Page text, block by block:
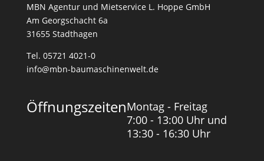
MBN Agentur und Mietservice L. Hoppe GmbH
Am Georgschacht 6a
31655 Stadthagen
Tel. 05721 4021-0
info@mbn-baumaschinenwelt.de
ÖffnungszeitenMontag - Freitag
7:00 - 13:00 Uhr und
13:30 - 16:30 Uhr